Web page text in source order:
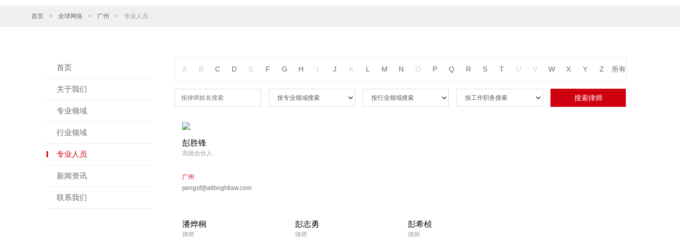
首页 > 全球网络 > 广州 > 专业人员
首页
关于我们
专业领域
行业领域
专业人员
新闻资讯
联系我们
A B C D E F G H I J K L M N O P Q R S T U V W X Y Z 所有
彭胜锋
高级合伙人
广州
pengsf@allbrightlaw.com
潘烨桐
律师
彭志勇
律师
彭希桢
律师